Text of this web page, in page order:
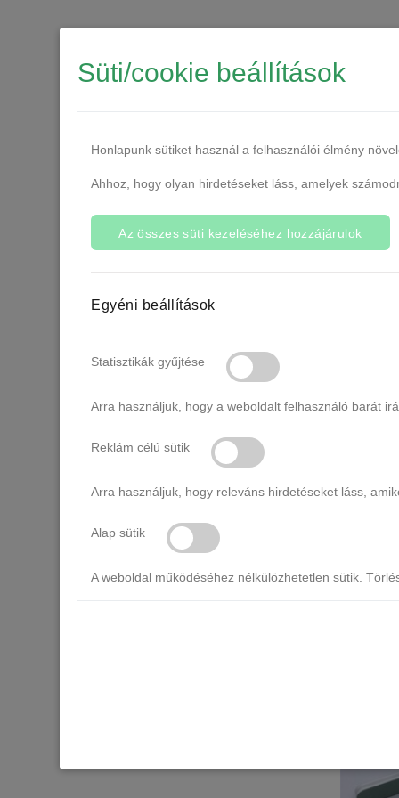
Süti/cookie beállítások
Honlapunk sütiket használ a felhasználói élmény
Ahhoz, hogy olyan hirdetéseket láss, amelyek
Az összes süti kezeléséhez hozzájárulok
Egyéni beállítások
Statisztikák gyűjtése
Arra használjuk, hogy a weboldalt felhasználó barát
Reklám célú sütik
Arra használjuk, hogy releváns hirdetéseket láss,
Alap sütik
A weboldal működéséhez nélkülözhetetlen sütik.